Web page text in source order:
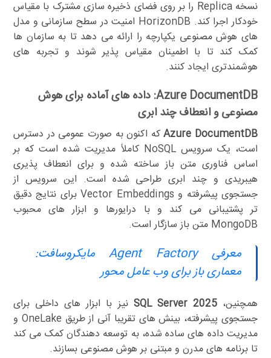
نسخه Replica را بر روی فضای ذخیره سازی مشترک با مقیاس
خودکار اجرا کند. HorizonDB امنیت در سطح سازمانی و مدل
های هوش مصنوعی یکپارچه را ارائه می دهد تا به سازمان ها
کمک کند تا با اطمینان مقیاس پذیر شوند و تجربه های
هوشمندتری ایجاد کنند.
Azure DocumentDB: داده های آماده برای هوش
مصنوعی و انعطاف چند ابری
Azure DocumentDBکه اکنون به صورت عمومی در دسترس
است، یک سرویس NoSQL کاملاً مدیریت شده است که بر
اساس فناوری متن باز ساخته شده و برای انعطاف پذیری
هیبریدی و چند ابری طراحی شده است. این سرویس از
جستجوی پیشرفته و Vector Embeddings برای نتایج دقیق
تر پشتیبانی می کند و با درایورها و ابزار های محبوب
MongoDB متن باز سازگار است.
معرفی Agent Factory مایکروسافت:
معماری باز برای وب عامل محور
همچنین،SQL Server 2025 نیز با ابزار های داخلی برای
جستجوی پیشرفته، بینش های تقریبا آنی از طریق OneLake و
مدیریت داده های ساده شده، به توسعه دهندگان کمک می کند
تا برنامه های مدرن و مبتنی بر هوش مصنوعی بسازند.